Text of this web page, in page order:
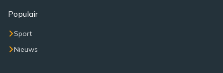
Populair
Sport
Nieuws